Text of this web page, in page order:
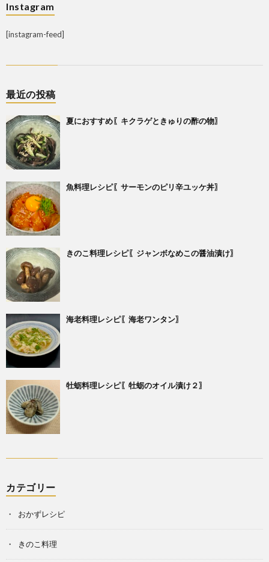
Instagram
[instagram-feed]
最近の投稿
夏におすすめ〖キクラゲときゅりの酢の物〗
魚料理レシピ〖サーモンのピリ辛ユッケ丼〗
きのこ料理レシピ〖ジャンボなめこの醤油漬け〗
海老料理レシピ〖海老ワンタン〗
牡蛎料理レシピ〖牡蛎のオイル漬け２〗
カテゴリー
おかずレシピ
きのこ料理